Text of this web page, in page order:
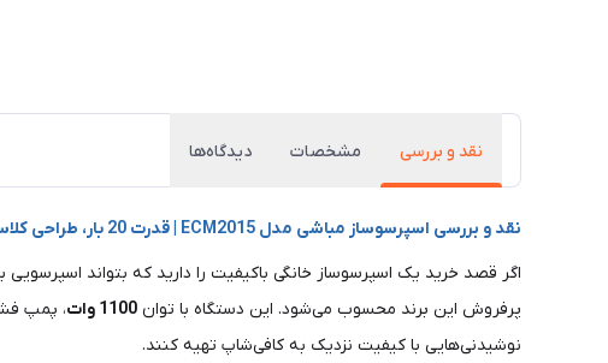
نقد و بررسی مشخصات دیدگاه‌ها
نقد و بررسی اسپرسوساز مباشی مدل ECM2015 | قدرت 20 بار، طراحی کلاسیک و عملکردی فراتر از انتظار
اگر قصد خرید یک اسپرسوساز خانگی باکیفیت را دارید که بتواند اسپرسویی
پرفروش این برند محسوب می‌شود. این دستگاه با توان 1100 وات ، پمپ
نوشیدنی‌هایی با کیفیت نزدیک به کافی‌شاپ تهیه کنند.